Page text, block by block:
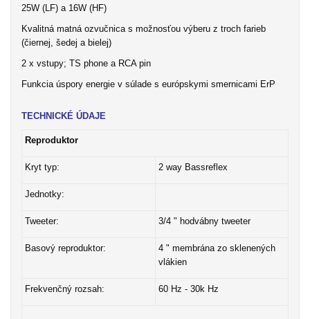
25W (LF) a 16W (HF)
Kvalitná matná ozvučnica s možnosťou výberu z troch farieb
(čiernej, šedej a bielej)
2 x vstupy; TS phone a RCA pin
Funkcia úspory energie v súlade s európskymi smernicami ErP
TECHNICKÉ ÚDAJE
Reproduktor
Kryt typ: 2 way Bassreflex
Jednotky:
Tweeter: 3/4 " hodvábny tweeter
Basový reproduktor:
4 " membrána zo sklenených
vlákien
Frekvenčný rozsah: 60 Hz - 30k Hz